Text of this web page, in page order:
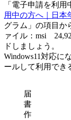
「電子申請を利
用中の方へ｜日本
グラム」の項目か
ァイル：msi
ドしましょう。
Windows11対応に
ールして利用でき
届
書
作